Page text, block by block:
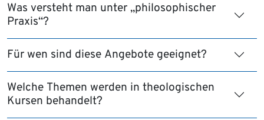
Was versteht man unter „philosophischer
Praxis“?
Für wen sind diese Angebote geeignet?
Welche Themen werden in theologischen
Kursen behandelt?